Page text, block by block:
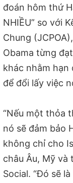
đoán hôm thứ
NHIỀU” so với
Chung
Obama từng
khác nhằm hạn
để đổi lấy việc
“Nếu một thỏa
nó sẽ đảm bảo
không chỉ cho
châu Âu, Mỹ và
Social. “Đó sẽ